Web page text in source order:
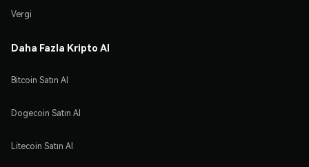
Vergi
Daha Fazla Kripto Al
Bitcoin Satın Al
Dogecoin Satın Al
Litecoin Satın Al